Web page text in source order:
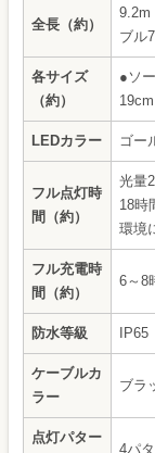
全長（約）
9.2m
ブル
各サイズ
（約）
●ソ
LEDカラー ゴー
フル点灯時
間（約）
光量
18時
環境
フル充電時
間（約）
6～8
防水等級 IP65
ケーブルカ
ラー
ブラ
点灯パター
4パ